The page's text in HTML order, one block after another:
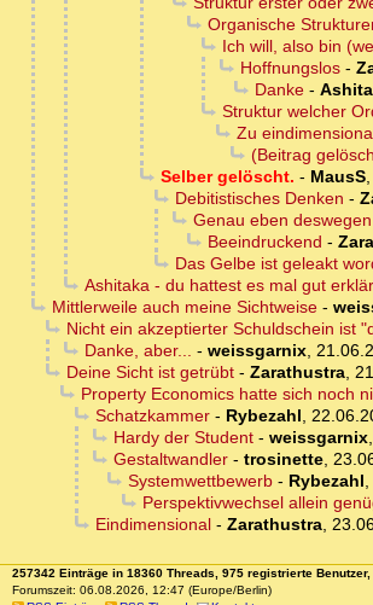
Organische
Ich will, also bin
Hoffnungslos-
Danke-
Struktur welcher
Zu
(Beitrag
Selber gelöscht. - MausS,
Debitistisches Denken -
Genau eben
Beeindruckend -
Das Gelbe ist geleakt
Ashitaka - du hattest es mal gut
Mittlerweile auch meine Sichtweise-
Nicht ein akzeptierter Schuldschein ist
Danke, aber... - weissgarnix,
Deine Sicht ist getrübt- Zarathustra,
Property Economics hatte sich noch
Schatzkammer- Rybezahl,
Hardy der Student- weissgarnix,
Gestaltwandler- trosinette,
Systemwettbewerb- Rybezahl,
Perspektivwechsel allein
Eindimensional- Zarathustra,
257342 Einträge in 18360 Threads, 975 registrierte
Forumszeit: 06.08.2026, 12:47 (Europe/Berlin)